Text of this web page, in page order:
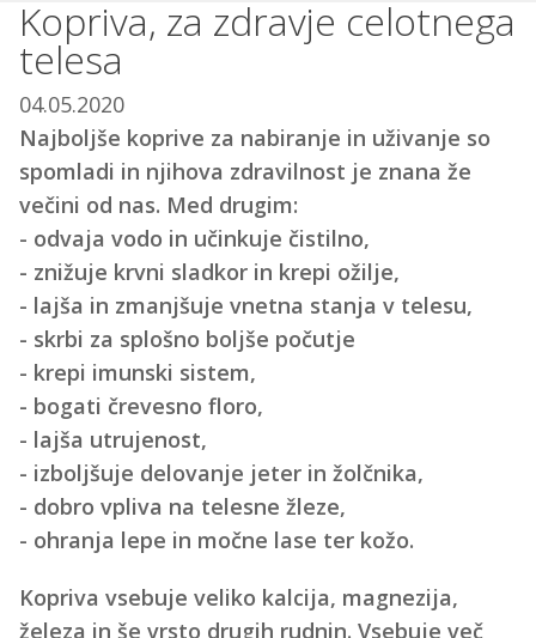
Kopriva, za zdravje celotnega
telesa
04.05.2020
Najboljše koprive za nabiranje in uživanje so
spomladi in njihova zdravilnost je znana že
večini od nas. Med drugim:
- odvaja vodo in učinkuje čistilno,
- znižuje krvni sladkor in krepi ožilje,
- lajša in zmanjšuje vnetna stanja v telesu,
- skrbi za splošno boljše počutje
- krepi imunski sistem,
- bogati črevesno floro,
- lajša utrujenost,
- izboljšuje delovanje jeter in žolčnika,
- dobro vpliva na telesne žleze,
- ohranja lepe in močne lase ter kožo.
Kopriva vsebuje veliko kalcija, magnezija,
železa in še vrsto drugih rudnin. Vsebuje več